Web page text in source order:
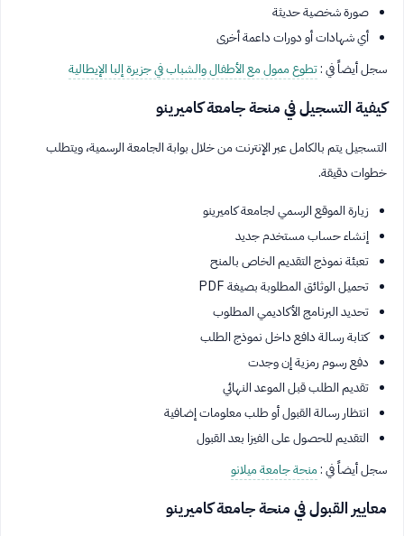
صورة شخصية حديثة
أي شهادات أو دورات داعمة أخرى
سجل أيضاً في :تطوع ممول مع الأطفال والشباب في جزيرة إلبا الإيطالية
كيفية التسجيل في منحة جامعة كاميرينو
التسجيل يتم بالكامل عبر الإنترنت من خلال بوابة الجامعة الرسمية، ويتطلب
خطوات دقيقة.
زيارة الموقع الرسمي لجامعة كاميرينو
إنشاء حساب مستخدم جديد
تعبئة نموذج التقديم الخاص بالمنح
تحميل الوثائق المطلوبة بصيغة PDF
تحديد البرنامج الأكاديمي المطلوب
كتابة رسالة دافع داخل نموذج الطلب
دفع رسوم رمزية إن وجدت
تقديم الطلب قبل الموعد النهائي
انتظار رسالة القبول أو طلب معلومات إضافية
التقديم للحصول على الفيزا بعد القبول
سجل أيضاً في :منحة جامعة ميلانو
معايير القبول في منحة جامعة كاميرينو